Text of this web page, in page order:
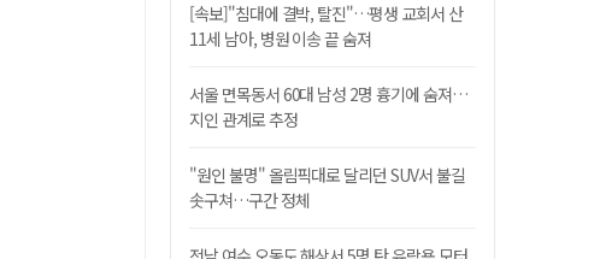
[속보]"침대에 결박, 탈진"…평생 교회서 산
11세 남아, 병원 이송 끝 숨져
서울 면목동서 60대 남성 2명 흉기에 숨져…
지인 관계로 추정
"원인 불명" 올림픽대로 달리던 SUV서 불길
솟구쳐…구간 정체